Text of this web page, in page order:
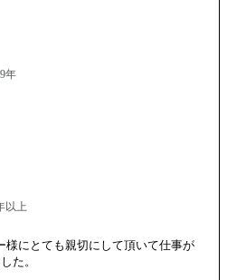
年
以上
様にとても親切にして頂いて仕事が
た。